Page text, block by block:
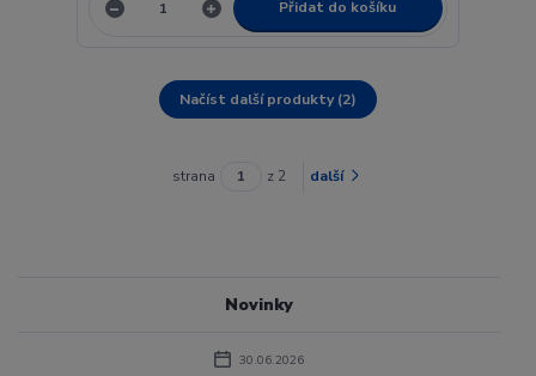
Přidat do košíku
Načíst další produkty (2)
strana z 2 další
Novinky
30.06.2026